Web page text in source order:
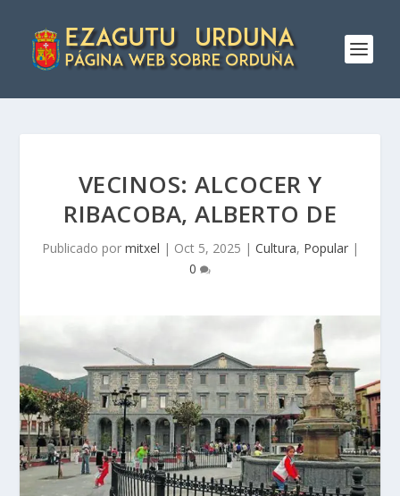
VECINOS: ALCOCER Y
RIBACOBA, ALBERTO DE
Publicado por mitxel | Oct 5, 2025 | Cultura, Popular|
0